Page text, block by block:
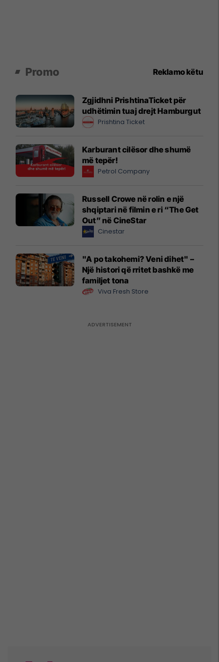
Promo Reklamo këtu
Zgjidhni PrishtinaTicket për
udhëtimin tuaj drejt Hamburgut
Prishtina Ticket
Karburant cilësor dhe shumë
më tepër!
Petrol Company
Russell Crowe në rolin e një
shqiptari në filmin e ri “The Get
Out” në CineStar
Cinestar
"A po takohemi? Veni dihet" –
Një histori që rritet bashkë me
familjet tona
Viva Fresh Store